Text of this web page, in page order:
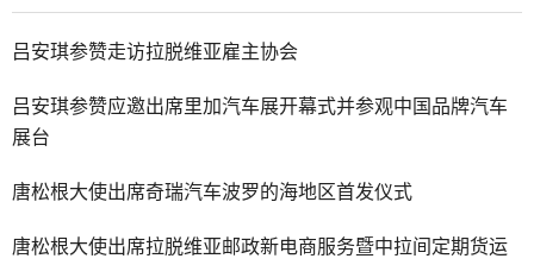
吕安琪参赞走访拉脱维亚雇主协会
吕安琪参赞应邀出席里加汽车展开幕式并参观中国品牌汽车
展台
唐松根大使出席奇瑞汽车波罗的海地区首发仪式
唐松根大使出席拉脱维亚邮政新电商服务暨中拉间定期货运